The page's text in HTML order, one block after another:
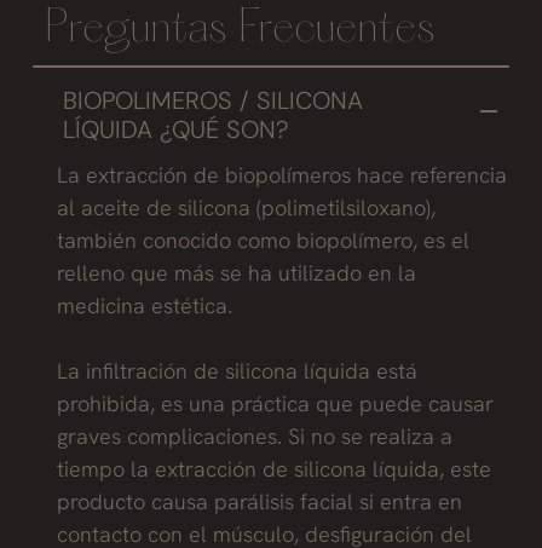
Preguntas Frecuentes
BIOPOLIMEROS / SILICONA
LÍQUIDA ¿QUÉ SON?
La extracción de biopolímeros hace referencia
al aceite de silicona (polimetilsiloxano),
también conocido como biopolímero, es el
relleno que más se ha utilizado en la
medicina estética.
La infiltración de silicona líquida está
prohibida, es una práctica que puede causar
graves complicaciones. Si no se realiza a
tiempo la extracción de silicona líquida, este
producto causa parálisis facial si entra en
contacto con el músculo, desfiguración del